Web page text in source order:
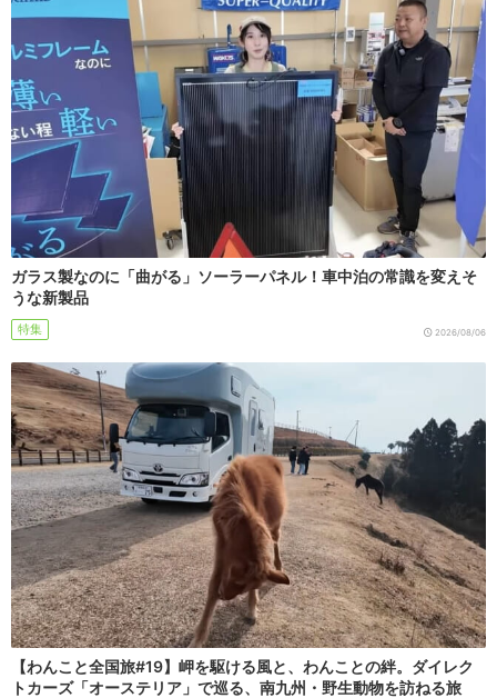
ガラス製なのに「曲がる」ソーラーパネル！車中泊の常識を変えそ
うな新製品
特集 2026/08/06
【わんこと全国旅#19】岬を駆ける風と、わんことの絆。ダイレク
トカーズ「オーステリア」で巡る、南九州・野生動物を訪ねる旅